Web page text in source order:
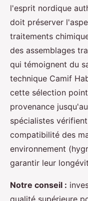
l'esprit nordique
doit préserver
traitements
des assemblages
qui témoignent du
technique Camif
cette sélection
provenance
spécialistes
compatibilité des
environnement
garantir leur
Notre conseil :